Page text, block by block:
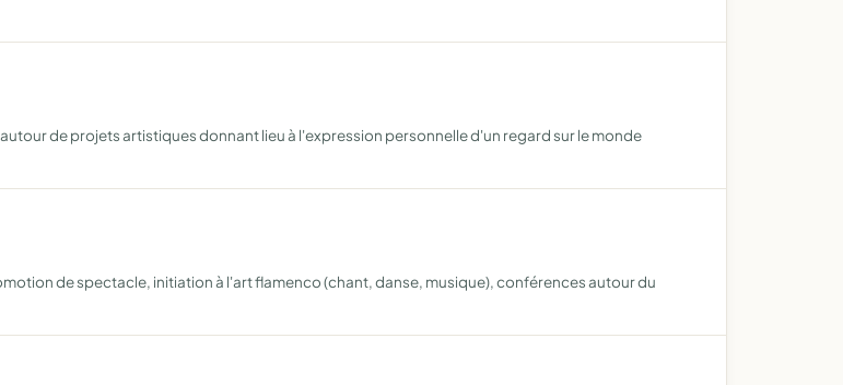
de projets artistiques donnant lieu à l'expression personnelle d'un regard sur le monde
de spectacle, initiation à l'art flamenco (chant, danse, musique), conférences autour du